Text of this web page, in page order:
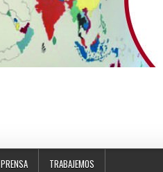
PRENSA TRABAJEMOS